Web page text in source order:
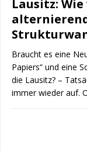
Lausitz:
Braucht es eine
Papiers“ und eine
die Lausitz? –
immer wieder auf.